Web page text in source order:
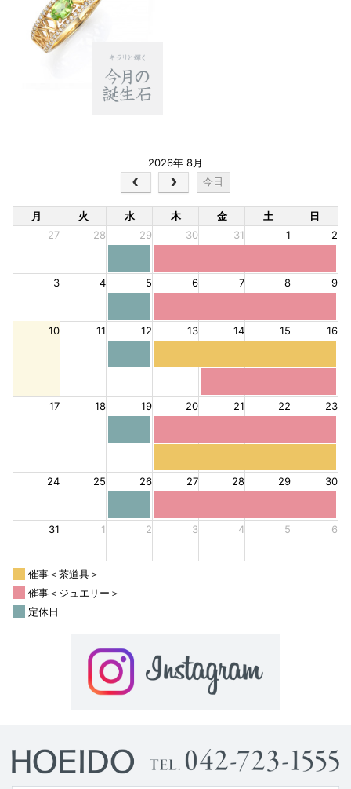
2026年 8月
今日
月 火 水 木 金 土
日
27
28 29 30 31 1 2
3 4 5 6 7 8 9
10 11 12 13 14 15 16
17 18 19 20 21 22 23
24 25 26 27 28 29 30
31 1 2 3 4 5 6
催事＜茶道具＞
催事＜ジュエリー＞
定休日